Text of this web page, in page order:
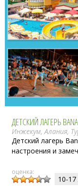
ДЕТСКИЙ ЛАГЕРЬ
Инжекум, Алания,
Детский лагерь
настроения и
оценка:
10-17